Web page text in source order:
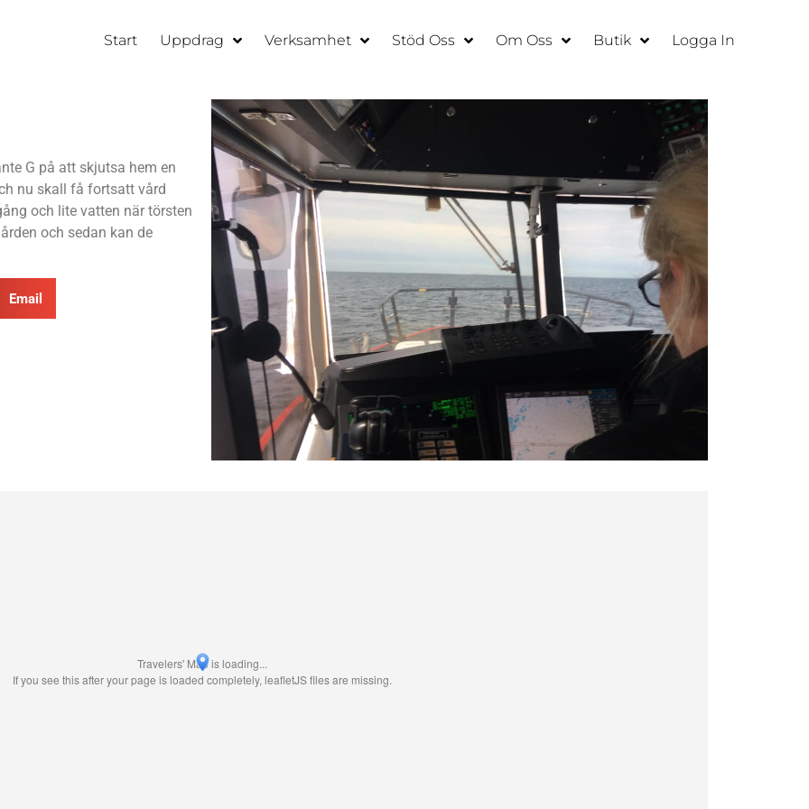
Start Uppdrag Verksamhet Stöd Oss Om Oss Butik Logga In
G på att skjutsa hem en
nu skall få fortsatt vård
och lite vatten när törsten
och sedan kan de
Email
Travelers' Map is loading...
If you see this after your page is loaded completely, leafletJS files are missing.